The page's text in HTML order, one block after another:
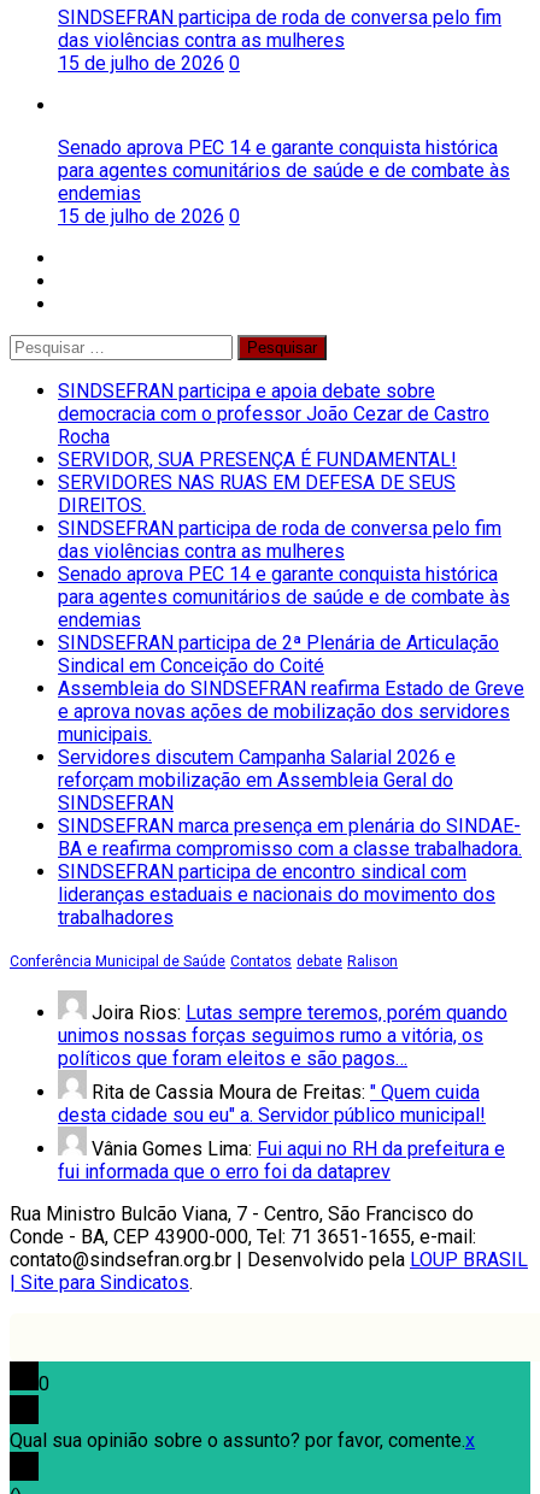
SINDSEFRAN participa de roda de conversa pelo fim
das violências contra as mulheres
15 de julho de 2026 0
Senado aprova PEC 14 e garante conquista histórica
para agentes comunitários de saúde e de combate às
endemias
15 de julho de 2026 0
Pesquisar
SINDSEFRAN participa e apoia debate sobre
democracia com o professor João Cezar de Castro
Rocha
SERVIDOR, SUA PRESENÇA É FUNDAMENTAL!
SERVIDORES NAS RUAS EM DEFESA DE SEUS
DIREITOS.
SINDSEFRAN participa de roda de conversa pelo fim
das violências contra as mulheres
Senado aprova PEC 14 e garante conquista histórica
para agentes comunitários de saúde e de combate às
endemias
SINDSEFRAN participa de 2ª Plenária de Articulação
Sindical em Conceição do Coité
Assembleia do SINDSEFRAN reafirma Estado de Greve
e aprova novas ações de mobilização dos servidores
municipais.
Servidores discutem Campanha Salarial 2026 e
reforçam mobilização em Assembleia Geral do
SINDSEFRAN
SINDSEFRAN marca presença em plenária do SINDAE-
BA e reafirma compromisso com a classe trabalhadora.
SINDSEFRAN participa de encontro sindical com
lideranças estaduais e nacionais do movimento dos
trabalhadores
Conferência Municipal de Saúde Contatos debate Ralison
Joira Rios: Lutas sempre teremos, porém quando
unimos nossas forças seguimos rumo a vitória, os
políticos que foram eleitos e são pagos…
Rita de Cassia Moura de Freitas: " Quem cuida
desta cidade sou eu" a. Servidor público municipal!
Vânia Gomes Lima: Fui aqui no RH da prefeitura e
fui informada que o erro foi da dataprev
Rua Ministro Bulcão Viana, 7 - Centro, São Francisco do
Conde - BA, CEP 43900-000, Tel: 71 3651-1655, e-mail:
contato@sindsefran.org.br | Desenvolvido pela LOUP BRASIL
| Site para Sindicatos.
0
Qual sua opinião sobre o assunto? por favor, comente.x